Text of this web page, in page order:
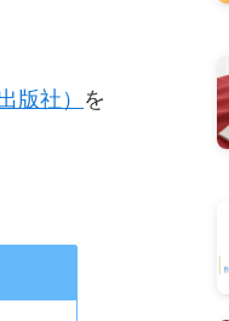
版社）
を